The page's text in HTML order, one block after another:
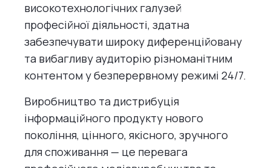
високотехнологічних галузей
професійної діяльності, здатна
забезпечувати широку диференційовану
та вибагливу аудиторію різноманітним
контентом у безперервному режимі 24/7.
Виробництво та дистрибуція
інформаційного продукту нового
покоління, цінного, якісного, зручного
для споживання — це перевага